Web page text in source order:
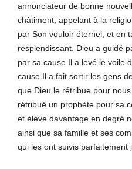
annonciateur de bonne
châtiment, appelant à la
par Son vouloir éternel, et en
resplendissant. Dieu a guidé
par sa cause Il a levé le voile
cause Il a fait sortir les gens
que Dieu le rétribue pour
rétribué un prophète pour sa
et élève davantage en degré
ainsi que sa famille et ses
qui les ont suivis parfaitement